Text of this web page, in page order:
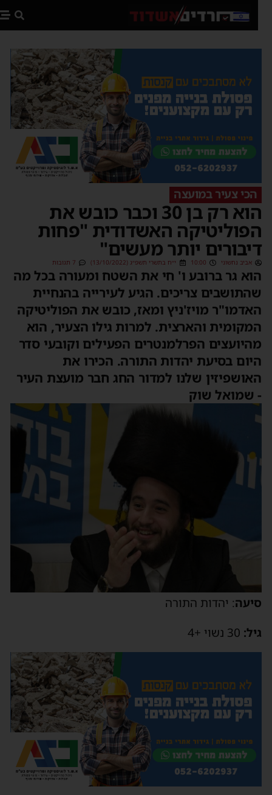
הכי צעיר במועצה
הוא רק בן 30 וכבר כובש את
האשדודית "פחות
יותר מעשים"
אביב נחשוני 10:00 י״ח בתשרי תשפ״ג (13/10/2022)
גר ברובע ו' חי את השטח ומעורה בכל מה
צריכים. הגיע לעירייה בהנחיית
מויז'ניץ ומאז, כובש את הפוליטיקה
והארצית. למרות גילו הצעיר, הוא
הפרלמנטרים הפעילים וקובעי סדר
בסיעת יהדות התורה. הכירו את
שלנו למדור החג חבר מועצת העיר
שמואל שוק
: יהדות התורה
30 נשוי +4